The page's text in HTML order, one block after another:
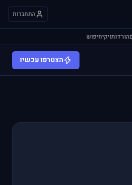
התחברות
הורדותויקיחיפוש
הצטרפו עכשיו